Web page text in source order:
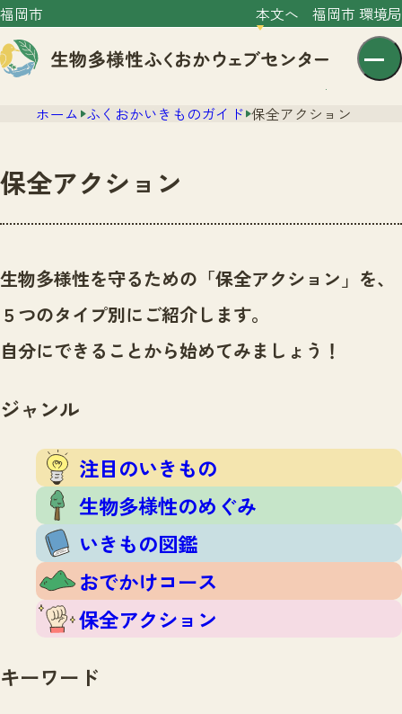
福岡市 本文へ 福岡市 環境局
センター紹介
センター紹介TOP
サイトポリシー
ニュース
ニュースTOP
市の取組み
いきものガイド
注目のいきもの
いきもの図鑑
おでかけコース
保全アクション
調査レポート
調査レポートTOP
調査結果
ふくおかいきものマップ
マッチング
マッチングTOP
掲載申し込みフォーム
お問合せ
ホーム ふくおかいきものガイド 保全アクション
保全アクション
生物多様性を守るための「保全アクション」を、
５つのタイプ別にご紹介します。
自分にできることから始めてみましょう！
ジャンル
注目のいきもの
生物多様性のめぐみ
いきもの図鑑
おでかけコース
保全アクション
キーワード